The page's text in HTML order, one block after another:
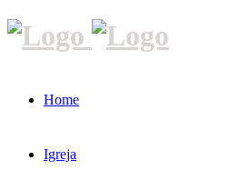
Home
Igreja